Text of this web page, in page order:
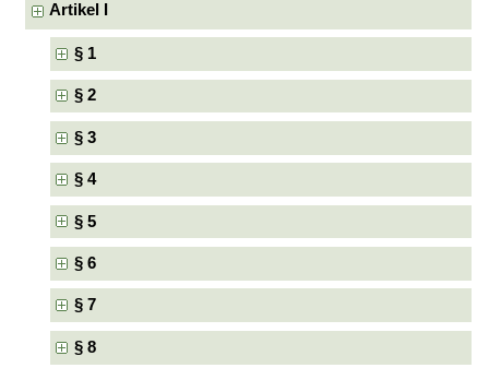
Artikel I
§ 1
§ 2
§ 3
§ 4
§ 5
§ 6
§ 7
§ 8